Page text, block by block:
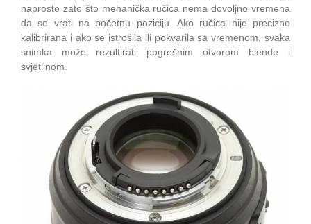
naprosto zato što mehanička ručica nema dovoljno vremena
da se vrati na početnu poziciju. Ako ručica nije precizno
kalibrirana i ako se istrošila ili pokvarila sa vremenom, svaka
snimka može rezultirati pogrešnim otvorom blende i
svjetlinom.